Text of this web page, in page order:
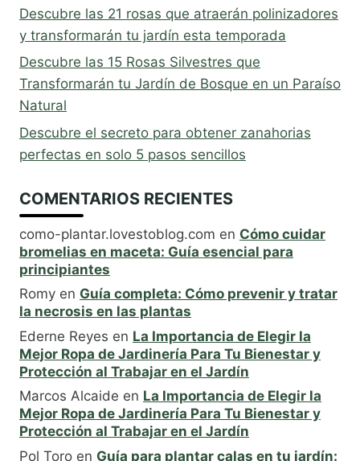
Descubre las 21 rosas que atraerán polinizadores
y transformarán tu jardín esta temporada
Descubre las 15 Rosas Silvestres que
Transformarán tu Jardín de Bosque en un Paraíso
Natural
Descubre el secreto para obtener zanahorias
perfectas en solo 5 pasos sencillos
COMENTARIOS RECIENTES
como-plantar.lovestoblog.com en Cómo cuidar
bromelias en maceta: Guía esencial para
principiantes
Romy en Guía completa: Cómo prevenir y tratar
la necrosis en las plantas
Ederne Reyes en La Importancia de Elegir la
Mejor Ropa de Jardinería Para Tu Bienestar y
Protección al Trabajar en el Jardín
Marcos Alcaide en La Importancia de Elegir la
Mejor Ropa de Jardinería Para Tu Bienestar y
Protección al Trabajar en el Jardín
Pol Toro en Guía para plantar calas en tu jardín: